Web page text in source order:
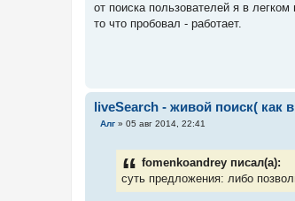
н
и
от поиска пользователей я в
то что пробовал - работает.
liveSearch - живой поиск( как в
С
Алг » 05 авг 2014, 22:41
fomenkoandrey писал(а):
суть предложения: либо